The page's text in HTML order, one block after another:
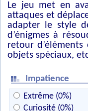
Le jeu met en
attaques et
adapter le style
d’énigmes à
retour d’éléments
objets spéciaux,
Impatience
Extrême (0%)
Curiosité (0%)